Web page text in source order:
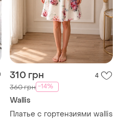
310 грн 4
360 грн -14%
Wallis
Платье с гортензиями wallis